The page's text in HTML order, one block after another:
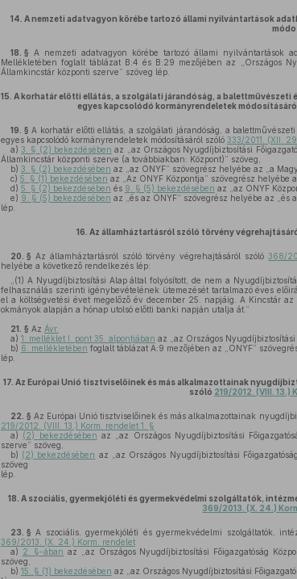
14. A nemzeti adatvagyon körébe tartozó állami nyilvántartások
18. § A nemzeti adatvagyon körébe tartozó állami nyilvántartások
Mellékletében foglalt táblázat B:4 és B:29 mezőjében az „Országos
Államkincstár központi szerve” szöveg lép.
15. A korhatár előtti ellátás, a szolgálati járandóság, a balettművészeti
egyes kapcsolódó kormányrendeletek
19. § A korhatár előtti ellátás, a szolgálati járandóság, a
egyes kapcsolódó kormányrendeletek módosításáról szóló 333/2011. (XII.
a) 3. § (2) bekezdésében az „az Országos Nyugdíjbiztosítási
Államkincstár központi szerve (a továbbiakban: Központ)” szöveg,
b) 3. § (2) bekezdésében az „az ONYF” szövegrész helyébe az „a
c) 5. § (1) bekezdésében az „Az ONYF Központja” szövegrész helyébe
d) 5. § (2) bekezdésében és 9. § (5) bekezdésében az „az ONYF
e) 9. § (5) bekezdésében az „és az ONYF” szövegrész helyébe az „és
lép.
16. Az államháztartásról szóló törvény
20. § Az államháztartásról szóló törvény végrehajtásáról szóló368/
helyébe a következő rendelkezés lép:
„(1) A Nyugdíjbiztosítási Alap által folyósított, de nem a
felhasználás szerinti igénybevételének ütemezését tartalmazó éves
el a költségvetési évet megelőző év december 25. napjáig. A Kincstár
okmányok alapján a hónap utolsó előtti banki napján utalja át.”
21. § Az Ávr.
a) 1. melléklet I. pont 35. alpontjában az „az Országos Nyugdíjbiztosítási
b) 6. mellékletében foglalt táblázat A:9 mezőjében az „ONYF”
lép.
17. Az Európai Unió tisztviselőinek és más alkalmazottainak
szóló 219/2012. (VIII. 13.)
22. § Az Európai Unió tisztviselőinek és más alkalmazottainak
219/2012. (VIII. 13.) Korm. rendelet 1. §
a) (2) bekezdésében az „az Országos Nyugdíjbiztosítási
szerve” szöveg,
b) (2) bekezdésében az „az Országos Nyugdíjbiztosítási
szöveg
lép.
18. A szociális, gyermekjóléti és gyermekvédelmi szolgáltatók,
369/2013. (X. 24.)
23. § A szociális, gyermekjóléti és gyermekvédelmi szolgáltatók,
369/2013. (X. 24.) Korm. rendelet
a) 2. §-ában az „az Országos Nyugdíjbiztosítási Főigazgatóság
szöveg,
b) 15. § (1) bekezdésében az „az Országos Nyugdíjbiztosítási